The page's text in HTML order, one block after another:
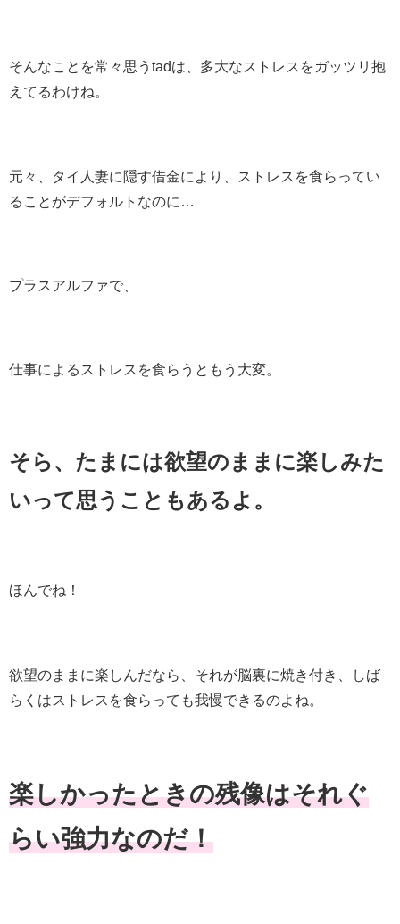
そんなことを常々思うtadは、多大なストレスをガッツリ抱
えてるわけね。
元々、タイ人妻に隠す借金により、ストレスを食らってい
ることがデフォルトなのに…
プラスアルファで、
仕事によるストレスを食らうともう大変。
そら、たまには欲望のままに楽しみた
いって思うこともあるよ。
ほんでね！
欲望のままに楽しんだなら、それが脳裏に焼き付き、しば
らくはストレスを食らっても我慢できるのよね。
楽しかったときの残像はそれぐ
らい強力なのだ！